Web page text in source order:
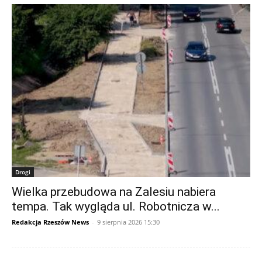
Drogi
Wielka przebudowa na Zalesiu nabiera
tempa. Tak wygląda ul. Robotnicza w...
Redakcja Rzeszów News - 9 sierpnia 2026 15:30